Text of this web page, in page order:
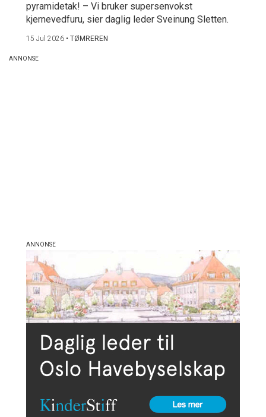
pyramidetak! – Vi bruker supersenvokst
kjernevedfuru, sier daglig leder Sveinung Sletten.
15 Jul 2026 • TØMREREN